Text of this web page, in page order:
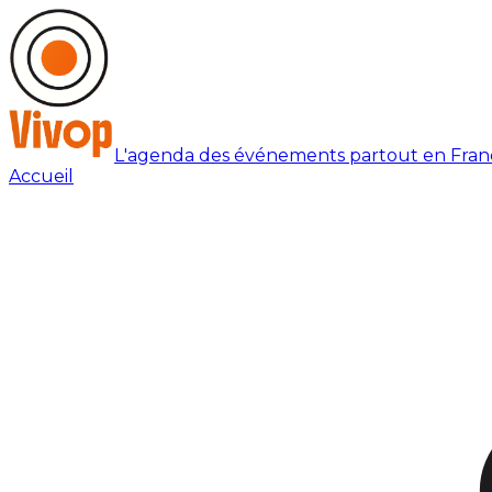
L'agenda des événements partout en
Accueil